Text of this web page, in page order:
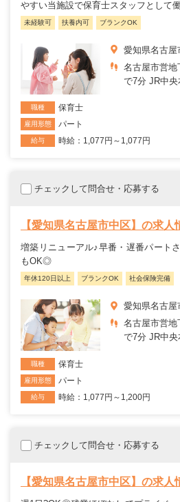
やすい当施設で保育士スタッフとして
未経験可 扶養内可 ブランクOK
愛知県名古屋
名古屋市営
で7分 JR中央
職種 保育士
雇用形態 パート
給与 時給：1,077円～1,077円
チェックして問合せ・応募する
【愛知県名古屋市中区】の求人
増築リニューアル♪早番・遅番パート
もOK◎
年休120日以上 ブランクOK 社会保険完備
愛知県名古屋
名古屋市営
で7分 JR中央
職種 保育士
雇用形態 パート
給与 時給：1,077円～1,200円
チェックして問合せ・応募する
【愛知県名古屋市中区】の求人